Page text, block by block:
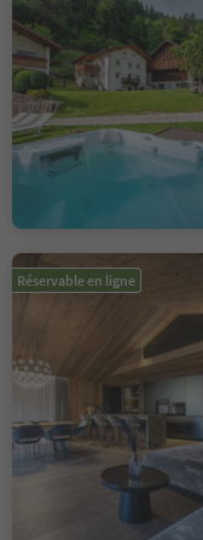
Réservable en ligne